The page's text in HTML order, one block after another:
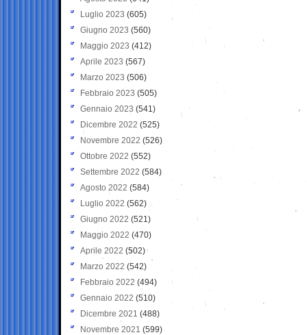
Luglio 2023 (605)
Giugno 2023 (560)
Maggio 2023 (412)
Aprile 2023 (567)
Marzo 2023 (506)
Febbraio 2023 (505)
Gennaio 2023 (541)
Dicembre 2022 (525)
Novembre 2022 (526)
Ottobre 2022 (552)
Settembre 2022 (584)
Agosto 2022 (584)
Luglio 2022 (562)
Giugno 2022 (521)
Maggio 2022 (470)
Aprile 2022 (502)
Marzo 2022 (542)
Febbraio 2022 (494)
Gennaio 2022 (510)
Dicembre 2021 (488)
Novembre 2021 (599)